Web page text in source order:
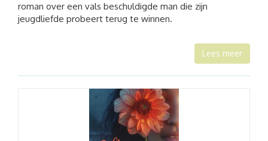
roman over een vals beschuldigde man die zijn
jeugdliefde probeert terug te winnen.
Lees meer